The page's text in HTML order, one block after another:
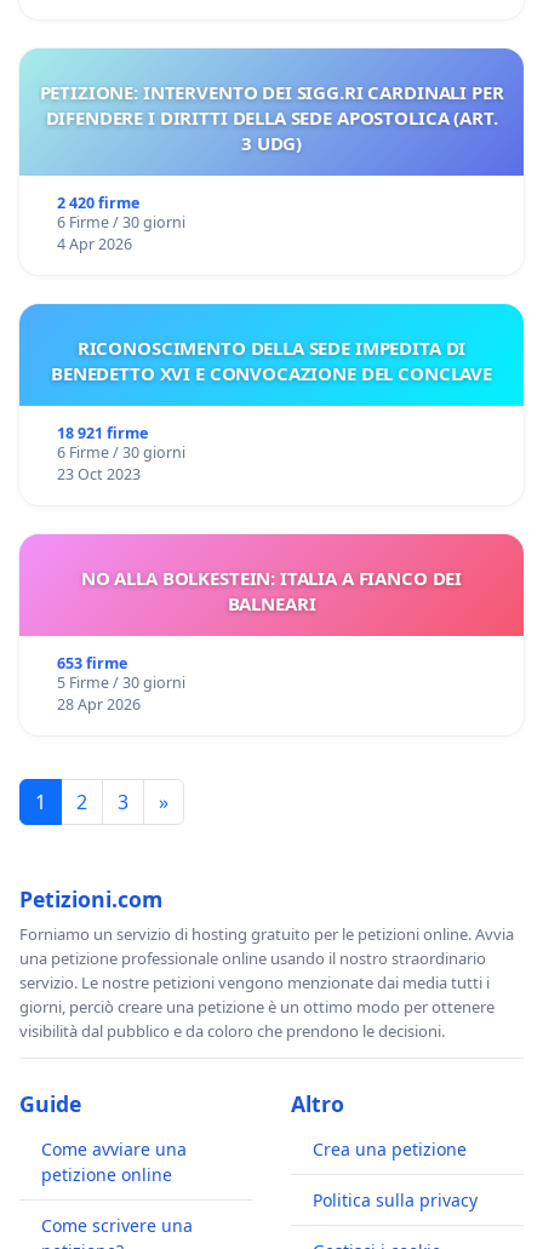
PETIZIONE: INTERVENTO DEI SIGG.RI CARDINALI PER
DIFENDERE I DIRITTI DELLA SEDE APOSTOLICA (ART.
3 UDG)
2 420 firme
6 Firme / 30 giorni
4 Apr 2026
RICONOSCIMENTO DELLA SEDE IMPEDITA DI
BENEDETTO XVI E CONVOCAZIONE DEL CONCLAVE
18 921 firme
6 Firme / 30 giorni
23 Oct 2023
NO ALLA BOLKESTEIN: ITALIA A FIANCO DEI
BALNEARI
653 firme
5 Firme / 30 giorni
28 Apr 2026
1 2 3 »
Petizioni.com
Forniamo un servizio di hosting gratuito per le petizioni online. Avvia
una petizione professionale online usando il nostro straordinario
servizio. Le nostre petizioni vengono menzionate dai media tutti i
giorni, perciò creare una petizione è un ottimo modo per ottenere
visibilità dal pubblico e da coloro che prendono le decisioni.
Guide
Come avviare una
petizione online
Come scrivere una
Altro
Crea una petizione
Politica sulla privacy